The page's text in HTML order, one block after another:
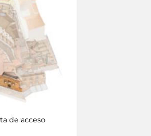
de acceso